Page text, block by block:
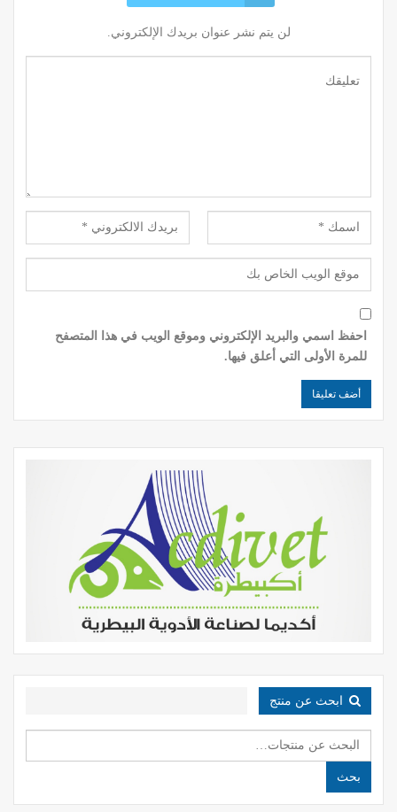
لن يتم نشر عنوان بريدك الإلكتروني.
احفظ اسمي والبريد الإلكتروني وموقع الويب في هذا المتصفح
للمرة الأولى التي أعلق فيها.
ابحث عن منتج
البحث
عن:
بحث